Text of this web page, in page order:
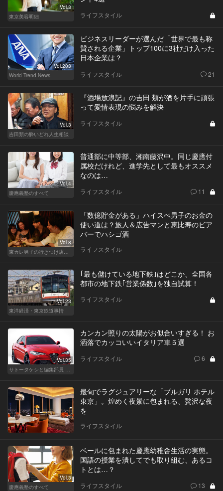
Vol.3
東京美容明細
ライフスタイル
Vol.203
World Trend News
ビジネスリーダーが選んだ「世界で最も称
賛される企業」トップ100に3社だけ入った
日本企業は？
ライフスタイル 21
Vol.3
吉田類の酔いどれ人生相談
『酒場放浪記』の吉田 類が酒を片手に頑張
って愛情表現の悩みを解決
ライフスタイル
Vol.4
慶應義塾のすべて
普通部に中等部、湘南藤沢中。同じ慶應付
属校だけれど、進学先として最もオススメ
なのは…
ライフスタイル 11
Vol.8
東カレ男子の行きつけ店でハシゴ酒
「数億貯金がある」ハイスぺ男子のお金の
使い道は？旅人＆広告マンと恵比寿のビア
バーでハシゴ酒
ライフスタイル
Vol.23
東洋経済・東京鉄道事情
｢最も儲けている地下鉄｣はどこか、全国各
都市の地下鉄｢営業係数｣を独自試算！
ライフスタイル
Vol.35
サトータケシと編集部員 船山の"CAR GENTSへの道"
カンカン照りの太陽がお似合いすぎる！ お
洒落でカッコいいイタリア車５選
ライフスタイル 6
最旬でラグジュアリーな「ブルガリ ホテル
東京」。煌めく夜景に包まれる、贅沢な夜
を
ライフスタイル
Vol.3
慶應義塾のすべて
ベールに包まれた慶應幼稚舎生活の実態。
国語の授業を潰してでも取り組む、あるコ
トとは…？
ライフスタイル 13